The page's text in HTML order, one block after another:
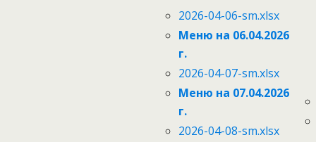
2026-04-06-sm.xlsx
Меню на 06.04.2026
г.
2026-04-07-sm.xlsx
Меню на 07.04.2026
г.
2026-04-08-sm.xlsx